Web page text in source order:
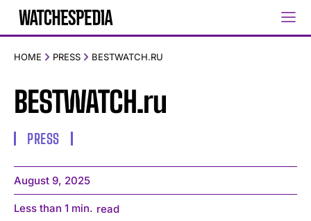
HOME PRESS BESTWATCH.RU
BESTWATCH.ru
PRESS
August 9, 2025
Less than 1 min. read